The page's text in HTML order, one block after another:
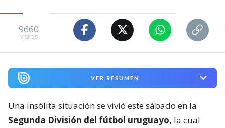
9660
visitas
VER RESUMEN
Una insólita situación se vivió este sábado en la
Segunda División del fútbol uruguayo, la cual